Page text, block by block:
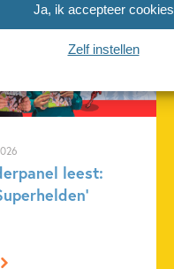
Ja, ik accepteer cookies
Zelf instellen
leest: